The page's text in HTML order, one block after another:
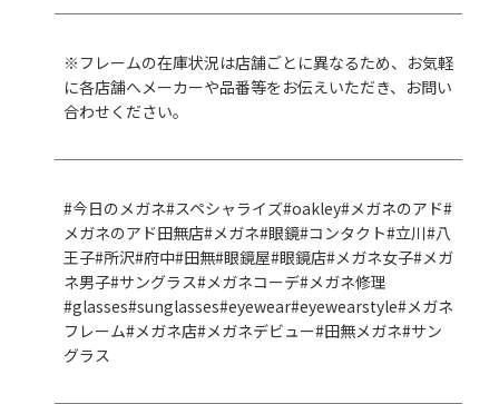
※フレームの在庫状況は店舗ごとに異なるため、お気軽
に各店舗へメーカーや品番等をお伝えいただき、お問い
合わせください。
#今日のメガネ#スペシャライズ#oakley#メガネのアド#
メガネのアド田無店#メガネ#眼鏡#コンタクト#立川#八
王子#所沢#府中#田無#眼鏡屋#眼鏡店#メガネ女子#メガ
ネ男子#サングラス#メガネコーデ#メガネ修理
#glasses#sunglasses#eyewear#eyewearstyle#メガネ
フレーム#メガネ店#メガネデビュー#田無メガネ#サン
グラス